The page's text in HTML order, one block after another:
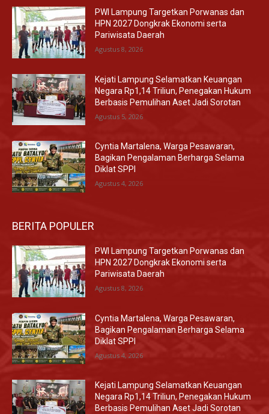
PWI Lampung Targetkan Porwanas dan
HPN 2027 Dongkrak Ekonomi serta
Pariwisata Daerah
Agustus 8, 2026
Kejati Lampung Selamatkan Keuangan
Negara Rp1,14 Triliun, Penegakan Hukum
Berbasis Pemulihan Aset Jadi Sorotan
Agustus 5, 2026
Cyntia Martalena, Warga Pesawaran,
Bagikan Pengalaman Berharga Selama
Diklat SPPI
Agustus 4, 2026
BERITA POPULER
PWI Lampung Targetkan Porwanas dan
HPN 2027 Dongkrak Ekonomi serta
Pariwisata Daerah
Agustus 8, 2026
Cyntia Martalena, Warga Pesawaran,
Bagikan Pengalaman Berharga Selama
Diklat SPPI
Agustus 4, 2026
Kejati Lampung Selamatkan Keuangan
Negara Rp1,14 Triliun, Penegakan Hukum
Berbasis Pemulihan Aset Jadi Sorotan